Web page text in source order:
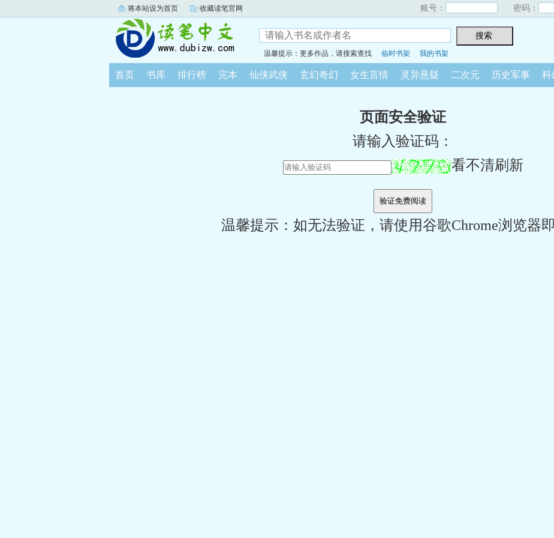
将本站设为首页 收藏读笔官网 账号： 密码：
温馨提示：更多作品，请搜索查找 临时书架 我的书架
首页 书库 排行榜 完本 仙侠武侠 玄幻奇幻 女生言情 灵异悬疑 二次元 历史军事 科
页面安全验证
请输入验证码：
看不清刷新
温馨提示：如无法验证，请使用谷歌Chrome浏览器即